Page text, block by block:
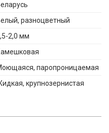
разноцветный
2,0 мм
паропроницаемая
крупнозернистая